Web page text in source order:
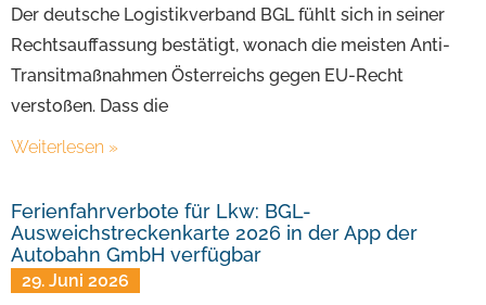
Der deutsche Logistikverband BGL fühlt sich in seiner
Rechtsauffassung bestätigt, wonach die meisten Anti-
Transitmaßnahmen Österreichs gegen EU-Recht
verstoßen. Dass die
Weiterlesen »
Ferienfahrverbote für Lkw: BGL-
Ausweichstreckenkarte 2026 in der App der
Autobahn GmbH verfügbar
29. Juni 2026